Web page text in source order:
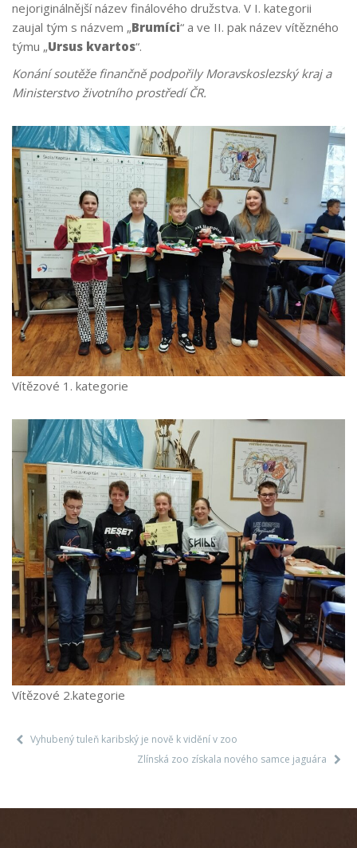
nejoriginálnější název finálového družstva. V I. kategorii
zaujal tým s názvem „Brumíci“ a ve II. pak název vítězného
týmu „Ursus kvartos“.
Konání soutěže finančně podpořily Moravskoslezský kraj a
Ministerstvo životního prostředí ČR.
Vítězové 1. kategorie
Vítězové 2.kategorie
Vyhubený tuleň karibský je nově k vidění v zoo
Zlínská zoo získala nového samce jaguára